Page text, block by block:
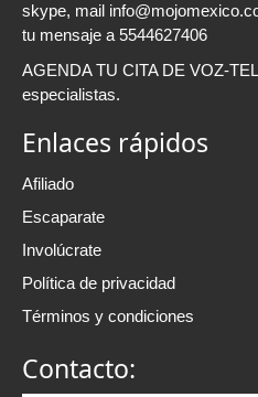
skype, mail
tu mensaje a 5544627406
AGENDA TU CITA DE VOZ-
especialistas.
Enlaces rápidos
Afiliado
Escaparate
Involúcrate
Política de privacidad
Términos y condiciones
Contacto: